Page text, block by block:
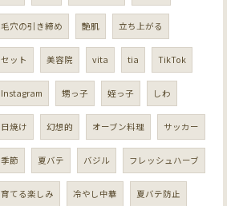
毛穴の引き締め 艶肌 立ち上がる
セット 美容院 vita tia TikTok
Instagram 甥っ子 姪っ子 しわ
日焼け 幻想的 オーブン料理 サッカー
季節 夏バテ バジル フレッシュハーブ
育てる楽しみ 冷やし中華 夏バテ防止